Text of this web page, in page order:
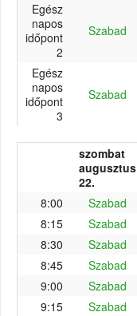
Egész
napos
időpont
2
Szabad
Egész
napos
időpont
3
Szabad
szombat
augusztus
22.
8:00
Szabad
8:15
Szabad
8:30
Szabad
8:45
Szabad
9:00
Szabad
9:15
Szabad